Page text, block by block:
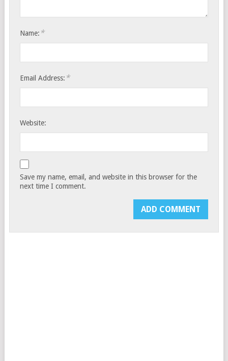
Name: *
Email Address: *
Website:
Save my name, email, and website in this browser for the
next time I comment.